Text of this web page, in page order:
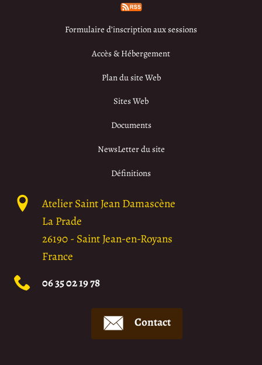
Formulaire d’inscription aux sessions
Accès & Hébergement
Plan du site Web
Sites Web
Documents
NewsLetter du site
Définitions
Atelier Saint Jean Damascène
La Prade
26190- Saint Jean-en-Royans
France
06 35 02 19 78
Contact